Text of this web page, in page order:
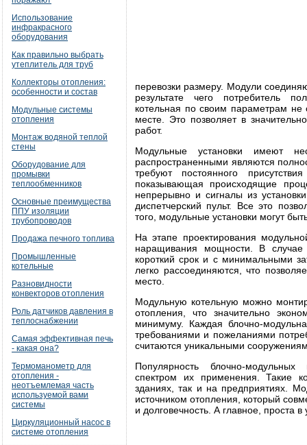
Использование
инфракрасного
оборудования
Как правильно выбрать
утеплитель для труб
Коллекторы отопления:
особенности и состав
Модульные системы
отопления
Монтаж водяной теплой
стены
Оборудование для
промывки
теплообменников
Основные преимущества
ППУ изоляции
трубопроводов
Продажа печного топлива
Промышленные
котельные
Разновидности
конвекторов отопления
Роль датчиков давления в
теплоснабжении
Самая эффективная печь
- какая она?
Термоманометр для
отопления -
неотъемлемая часть
используемой вами
системы
Циркуляционный насос в
системе отопления
перевозки размеру. Модули
результате чего потребитель
котельная по своим параметрам не
месте. Это позволяет в
работ.
Модульные установки имеют
распространенными являются
требуют постоянного
показывающая происходящие
непрерывно и сигналы из
диспетчерский пульт. Все это
того, модульные установки могут
На этапе проектирования
наращивания мощности. В
короткий срок и с минимальными
легко рассоединяются, что
место.
Модульную котельную можно
отопления, что значительно
минимуму. Каждая блочно-
требованиями и пожеланиями
считаются уникальными
Популярность блочно-
спектром их применения. Такие
зданиях, так и на предприятиях.
источником отопления, который
и долговечность. А главное, проста в